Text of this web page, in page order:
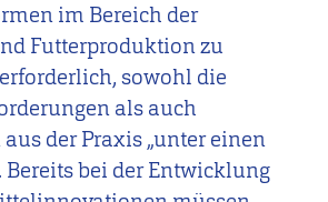
im Bereich der
Futterproduktion zu
sowohl die
als auch
der Praxis „unter einen
Bereits bei der Entwicklung